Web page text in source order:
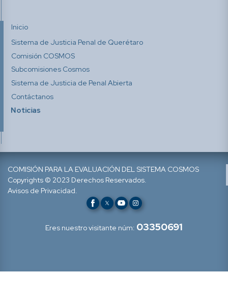
Inicio
Sistema de Justicia Penal de Querétaro
Comisión COSMOS
Subcomisiones Cosmos
Sistema de Justicia de Penal Abierta
Contáctanos
Noticias
COMISIÓN PARA LA EVALUACIÓN DEL SISTEMA COSMOS
Copyrights © 2023 Derechos Reservados.
Avisos de Privacidad.
Eres nuestro visitante núm: 03350691